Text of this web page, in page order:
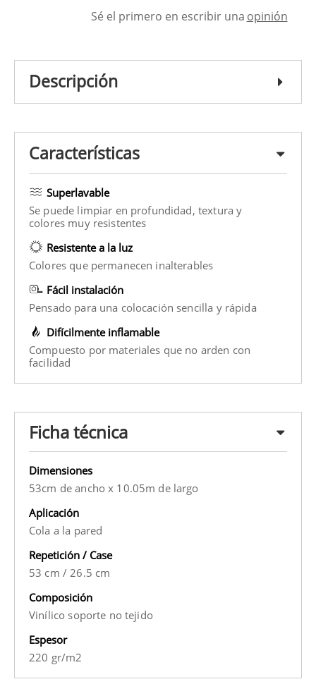
Sé el primero en escribir una opinión
Descripción
Características
Superlavable
Se puede limpiar en profundidad, textura y
colores muy resistentes
Resistente a la luz
Colores que permanecen inalterables
Fácil instalación
Pensado para una colocación sencilla y rápida
Difícilmente inflamable
Compuesto por materiales que no arden con
facilidad
Ficha técnica
Dimensiones
53cm de ancho x 10.05m de largo
Aplicación
Cola a la pared
Repetición / Case
53 cm /26.5 cm
Composición
Vinílico soporte no tejido
Espesor
220 gr/m2